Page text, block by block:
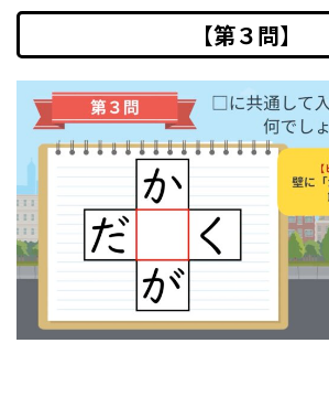
【第３問】